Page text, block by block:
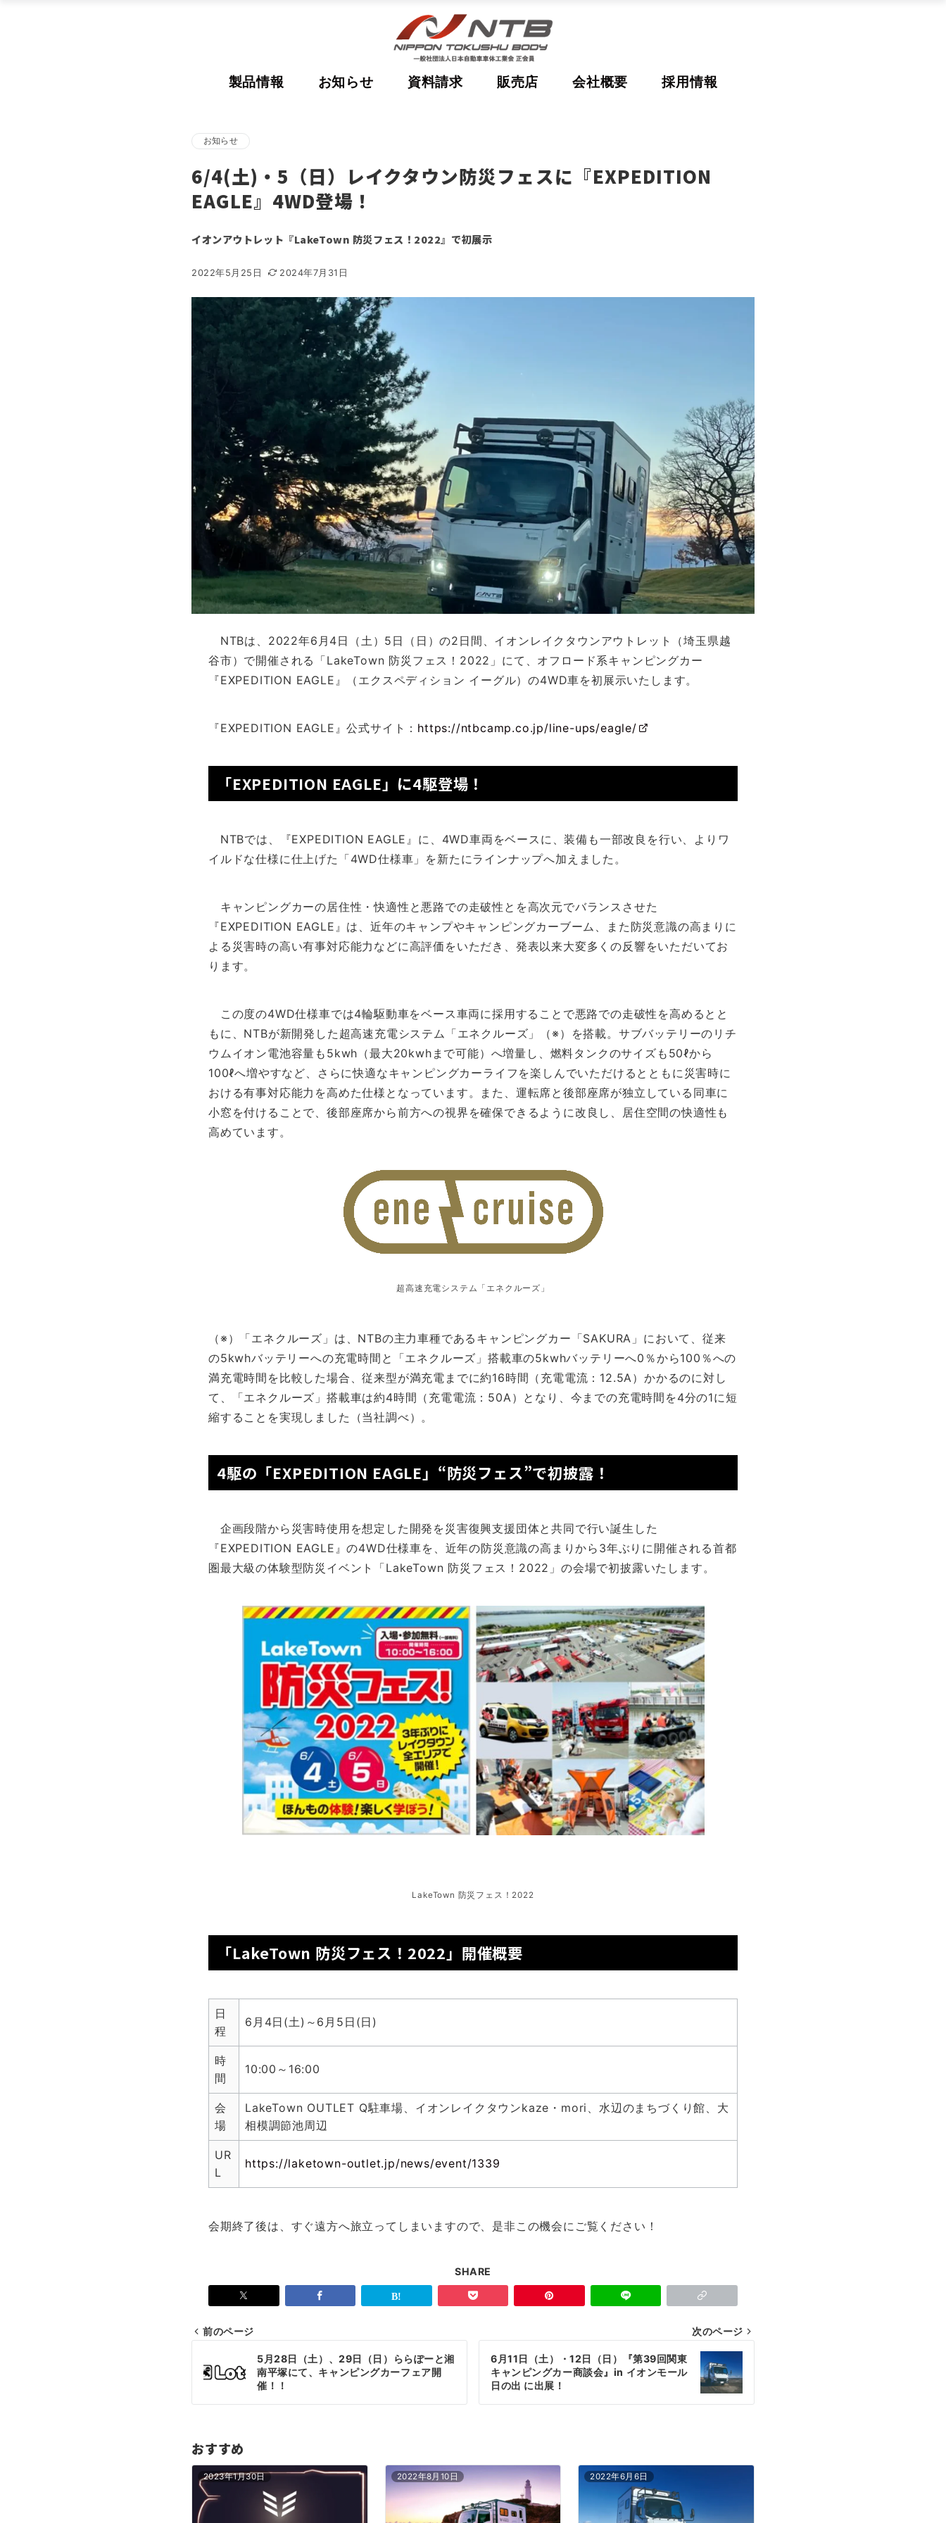
製品情報 お知らせ 資料請求 販売店 会社概要 採用情報
お知らせ
6/4(土)・5（日）レイクタウン防災フェスに『EXPEDITION
EAGLE』4WD登場！
イオンアウトレット『LakeTown 防災フェス！2022』で初展示
2022年5月25日 2024年7月31日
NTBは、2022年6月4日（土）5日（日）の2日間、イオンレイクタウンアウトレット（埼玉県越
谷市）で開催される「LakeTown 防災フェス！2022」にて、オフロード系キャンピングカー
『EXPEDITION EAGLE』（エクスペディション イーグル）の4WD車を初展示いたします。
『EXPEDITION EAGLE』公式サイト： https://ntbcamp.co.jp/line-ups/eagle/
「EXPEDITION EAGLE」に4駆登場！
NTBでは、『EXPEDITION EAGLE』に、4WD車両をベースに、装備も一部改良を行い、よりワ
イルドな仕様に仕上げた「4WD仕様車」を新たにラインナップへ加えました。
キャンピングカーの居住性・快適性と悪路での走破性とを高次元でバランスさせた
『EXPEDITION EAGLE』は、近年のキャンプやキャンピングカーブーム、また防災意識の高まりに
よる災害時の高い有事対応能力などに高評価をいただき、発表以来大変多くの反響をいただいてお
ります。
この度の4WD仕様車では4輪駆動車をベース車両に採用することで悪路での走破性を高めるとと
もに、NTBが新開発した超高速充電システム「エネクルーズ」（※）を搭載。サブバッテリーのリチ
ウムイオン電池容量も5kwh（最大20kwhまで可能）へ増量し、燃料タンクのサイズも50ℓから
100ℓへ増やすなど、さらに快適なキャンピングカーライフを楽しんでいただけるとともに災害時に
おける有事対応能力を高めた仕様となっています。また、運転席と後部座席が独立している同車に
小窓を付けることで、後部座席から前方への視界を確保できるように改良し、居住空間の快適性も
高めています。
超高速充電システム「エネクルーズ」
（※）「エネクルーズ」は、NTBの主力車種であるキャンピングカー「SAKURA」において、従来
の5kwhバッテリーへの充電時間と「エネクルーズ」搭載車の5kwhバッテリーへ0％から100％への
満充電時間を比較した場合、従来型が満充電までに約16時間（充電電流：12.5A）かかるのに対し
て、「エネクルーズ」搭載車は約4時間（充電電流：50A）となり、今までの充電時間を4分の1に短
縮することを実現しました（当社調べ）。
4駆の「EXPEDITION EAGLE」“防災フェス”で初披露！
企画段階から災害時使用を想定した開発を災害復興支援団体と共同で行い誕生した
『EXPEDITION EAGLE』の4WD仕様車を、近年の防災意識の高まりから3年ぶりに開催される首都
圏最大級の体験型防災イベント「LakeTown 防災フェス！2022」の会場で初披露いたします。
LakeTown 防災フェス！2022
「LakeTown 防災フェス！2022」開催概要
日
程
6月4日(土)～6月5日(日)
時
間
10:00～16:00
会
場
LakeTown OUTLET Q駐車場、イオンレイクタウンkaze・mori、水辺のまちづくり館、大
相模調節池周辺
UR
L
https://laketown-outlet.jp/news/event/1339
会期終了後は、すぐ遠方へ旅立ってしまいますので、是非この機会にご覧ください！
SHARE
稿
ナ
ゲ
ー
シ
ョ
前のページ
5月28日（土）、29日（日）ららぽーと湘
南平塚にて、キャンピングカーフェア開
催！！
次のページ
6月11日（土）・12日（日）『第39回関東
キャンピングカー商談会』in イオンモール
日の出 に出展！
おすすめ
2023年1月30日 2022年8月10日 2022年6月6日